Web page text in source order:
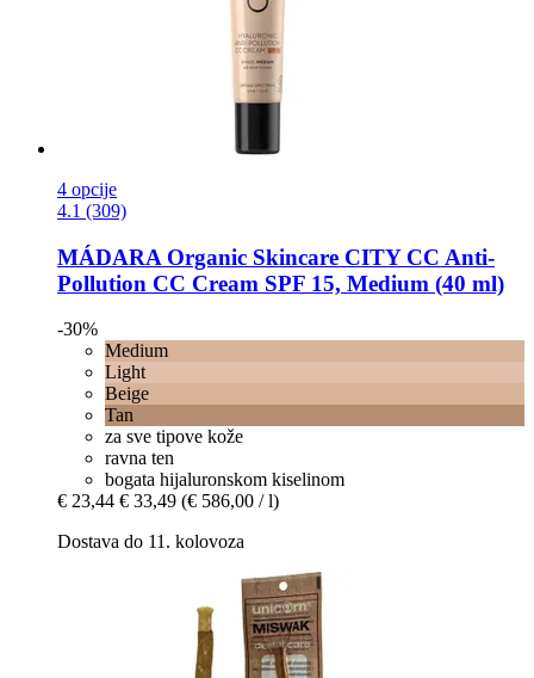
4 opcije
4.1 (309)
MÁDARA Organic Skincare CITY CC Anti-​
Pollution CC Cream SPF 15, Medium (40 ml)
-30%
Medium
Light
Beige
Tan
za sve tipove kože
ravna ten
bogata hijaluronskom kiselinom
€ 23,44 € 33,49 (€ 586,00 / l)
Dostava do 11. kolovoza